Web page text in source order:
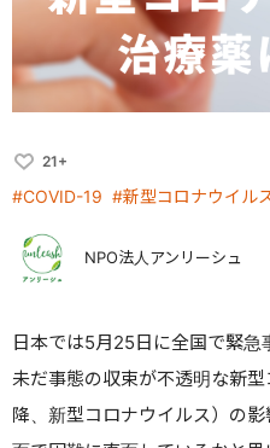
21+
#COVID-19 #新型コロナウイル
NPO法人アンリーシュ
日本では5月25日に全国で緊急
未だ事態の収束が不透明な新
降、新型コロナウイルス）の